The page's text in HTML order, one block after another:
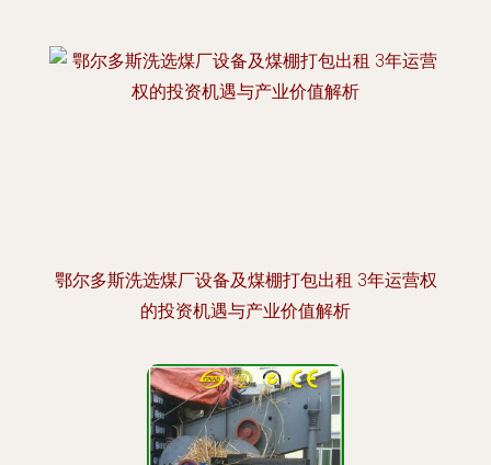
鄂尔多斯洗选煤厂设备及煤棚打包出租 3年运营权
的投资机遇与产业价值解析